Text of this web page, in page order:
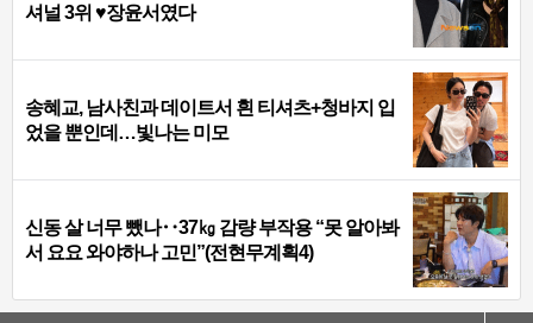
셔널 3위 ♥장윤서였다
송혜교, 남사친과 데이트서 흰 티셔츠+청바지 입
었을 뿐인데…빛나는 미모
신동 살 너무 뺐나‥37㎏ 감량 부작용 “못 알아봐
서 요요 와야하나 고민”(전현무계획4)